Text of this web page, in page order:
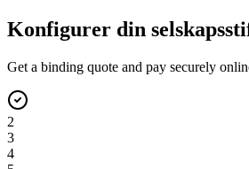
Konfigurer din
Get a binding quote and pay securely
2
3
4